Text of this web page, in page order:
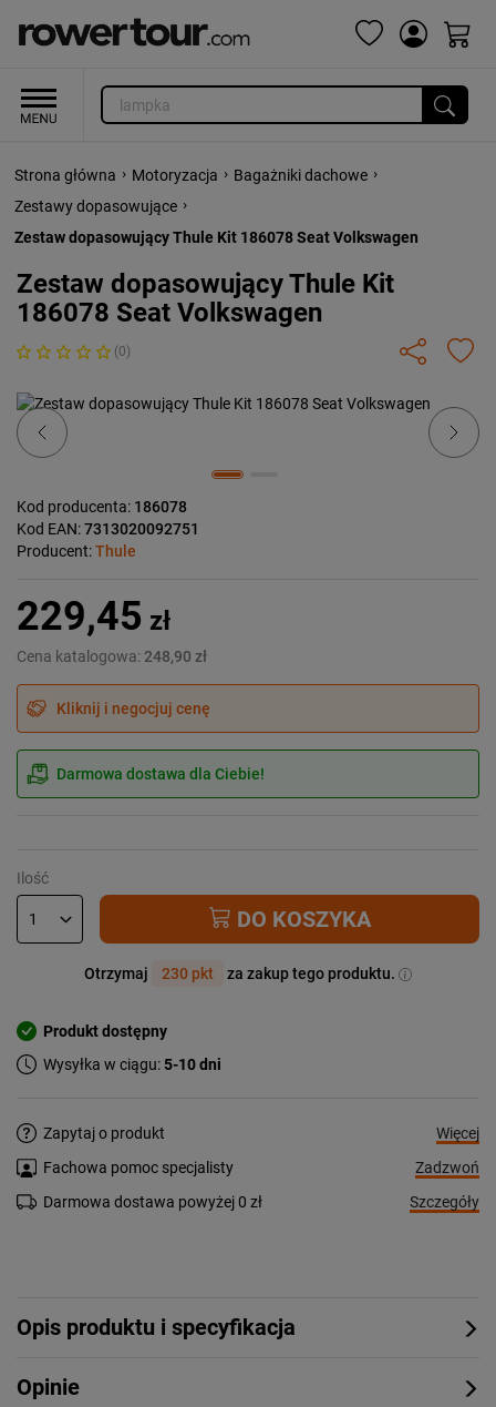
Strona główna › Motoryzacja › Bagażniki dachowe ›
Zestawy dopasowujące ›
Zestaw dopasowujący Thule Kit 186078 Seat Volkswagen
Zestaw dopasowujący Thule Kit
186078 Seat Volkswagen
(0)
Previous Next
Kod producenta: 186078
Kod EAN:7313020092751
Producent:Thule
229,45 zł
Cena katalogowa: 248,90 zł
Kliknij i negocjuj cenę
Darmowa dostawa dla Ciebie!
Ilość
DO KOSZYKA
Otrzymaj 230 pkt za zakup tego produktu.
Produkt dostępny
Wysyłka w ciągu:5-10 dni
Zapytaj o produkt
Więcej
Fachowa pomoc specjalisty
Zadzwoń
Darmowa dostawa powyżej 0 zł
Szczegóły
Opis produktu i specyfikacja
Opinie